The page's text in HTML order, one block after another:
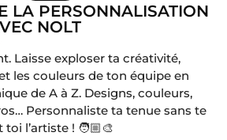
LA PERSONNALISATION
NOLT
Laisse exploser ta créativité,
les couleurs de ton équipe en
de A à Z. Designs, couleurs,
Personnaliste ta tenue sans te
l’artiste ! 🧑🏼‍🎨